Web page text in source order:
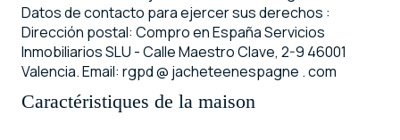
Datos de contacto para ejercer sus derechos :
Dirección postal: Compro en España Servicios
Inmobiliarios SLU - Calle Maestro Clave, 2-9 46001
Valencia. Email: rgpd @ jacheteenespagne . com
Caractéristiques de la maison